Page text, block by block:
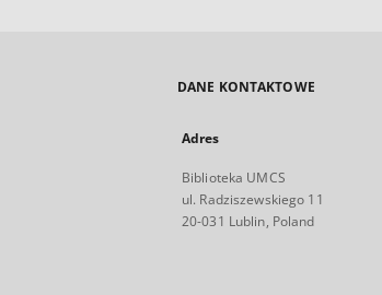
DANE KONTAKTOWE
Adres
Biblioteka UMCS
ul. Radziszewskiego 11
20-031 Lublin, Poland